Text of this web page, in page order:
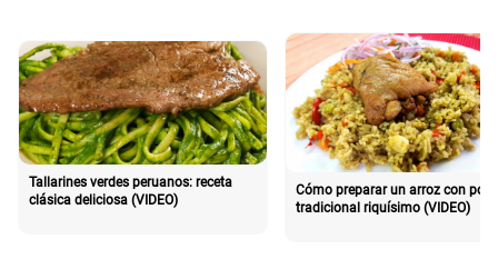
Tallarines verdes peruanos: receta
clásica deliciosa (VIDEO)
Cómo preparar un arroz con pollo
tradicional riquísimo (VIDEO)